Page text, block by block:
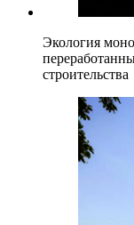
Экология
строительства